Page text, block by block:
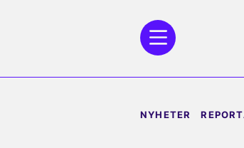
NYHETER